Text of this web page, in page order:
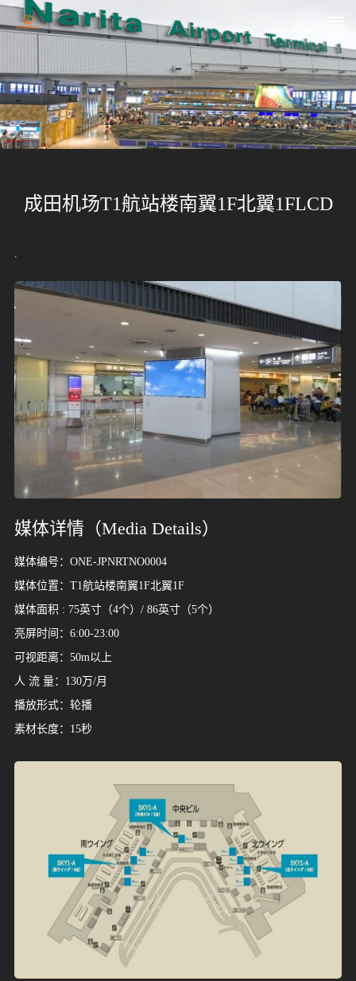
首
页
关
我
中
国
巴
基
斯
新
加
坡
马
来
西
泰
国
日
本
韩
国
越
南
缅
甸
菲
律
宾
柬
埔
寨
老
挝
印
度
印
度
尼
亚
以
色
列
土
耳
其
卡
塔
尔
阿
拉
伯
合
酋
蒙
古
国
哈
萨
克
坦
沙
特
阿
伯
乌
兹
别
斯
坦
科
威
特
巴
林
格
鲁
吉
俄
罗
斯
英
国
法
国
德
国
意
大
利
西
班
牙
瑞
士
瑞
典
葡
萄
牙
比
利
时
波
兰
爱
尔
兰
荷
兰
冰
岛
拉
脱
维
匈
牙
利
希
腊
白
俄
罗
乌
克
兰
保
加
利
芬
兰
丹
麦
罗
马
尼
澳
大
利
新
西
兰
南
非
坦
桑
尼
毛
里
求
博
茨
瓦
布
隆
迪
津
巴
布
尼
日
利
乌
干
达
埃
及
埃
塞
俄
亚
加
纳
肯
尼
亚
赞
比
亚
安
哥
拉
美
国
加
拿
大
墨
西
哥
哥
伦
比
巴
西
阿
根
廷
智
利
服
务
案
例
视
觉
效
面
视
觉
体
讯
我
们
成田机场T1航站楼南翼1F北翼1FLCD
媒体详情（Media Details）
媒体编号：ONE-JPNRTNO0004
媒体位置：T1航站楼南翼1F北翼1F
媒体面积 : 75英寸（4个）/ 86英寸（5个）
亮屏时间：6:00-23:00
可视距离：50m以上
人 流 量：130万/月
播放形式：轮播
素材长度：15秒